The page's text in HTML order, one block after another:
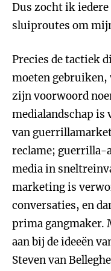
Dus zocht ik
sluiproutes om
Precies de tactiek
moeten gebruiken,
zijn voorwoord
medialandschap is
van
reclame; guerrilla-
media in
marketing is
conversaties, en
prima gangmaker.
aan bij de ideeën
Steven van